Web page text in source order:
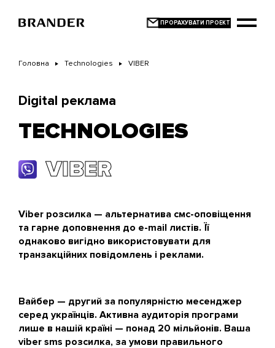
основного
Головна Technologies VIBER
Digital реклама
TECHNOLOGIES
VIBER
Viber розсилка — альтернатива смс-оповіщення
та гарне доповнення до e-mail листів. Її
однаково вигідно використовувати для
транзакційних повідомлень і реклами.
Вайбер — другий за популярністю месенджер
серед українців. Активна аудиторія програми
лише в нашій країні — понад 20 мільйонів. Ваша
viber sms розсилка, за умови правильного